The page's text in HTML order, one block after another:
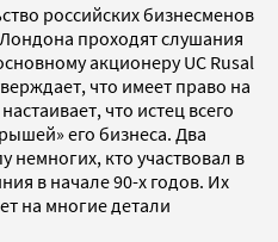
российских бизнесменов
проходят слушания
акционеру UC Rusal
что имеет право на
что истец всего
его бизнеса. Два
немногих, кто участвовал в
в начале 90-х годов. Их
на многие детали